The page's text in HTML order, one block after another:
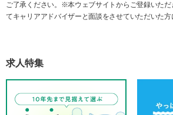
ご了承ください。※本ウェブサイトからご登録いた
てキャリアアドバイザーと面談をさせていただいた方
求人特集